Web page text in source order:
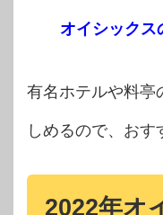
オイシックス
有名ホテルや料亭
しめるので、おす
2022年オ